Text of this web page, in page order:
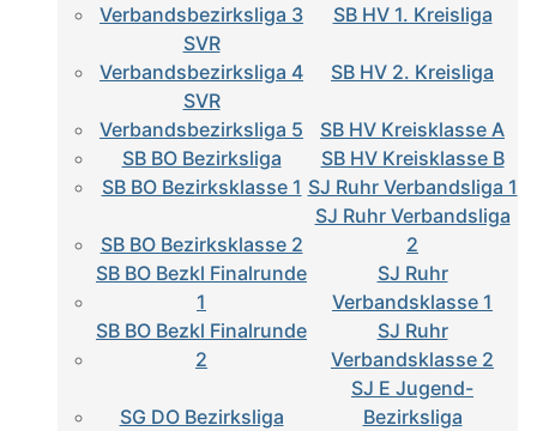
Verbandsbezirksliga 3
SB HV 1. Kreisliga
SVR
Verbandsbezirksliga 4
SB HV 2. Kreisliga
SVR
Verbandsbezirksliga 5
SB HV Kreisklasse A
SB BO Bezirksliga
SB HV Kreisklasse B
SB BO Bezirksklasse 1 SJ Ruhr Verbandsliga 1
SB BO Bezirksklasse 2
SJ Ruhr Verbandsliga
2
SB BO Bezkl Finalrunde
1
SJ Ruhr
Verbandsklasse 1
SB BO Bezkl Finalrunde
2
SJ Ruhr
Verbandsklasse 2
SG DO Bezirksliga
SJ E Jugend-
Bezirksliga